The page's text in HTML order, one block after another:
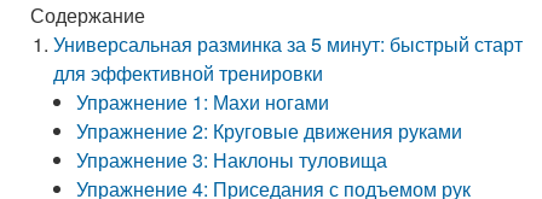
Содержание
Универсальная разминка за 5 минут: быстрый старт
для эффективной тренировки
Упражнение 1: Махи ногами
Упражнение 2: Круговые движения руками
Упражнение 3: Наклоны туловища
Упражнение 4: Приседания с подъемом рук